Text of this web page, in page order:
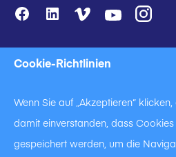
Cookie-Richtlinien
Wenn Sie auf „Akzeptieren“
damit einverstanden, dass
gespeichert werden, um die
Anti-Slavery Impressum